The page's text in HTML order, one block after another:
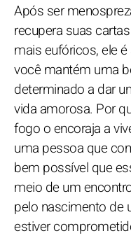
Após ser
recupera suas
mais eufóricos, ele
você mantém uma
determinado a dar
vida amorosa. Por
fogo o encoraja a
uma pessoa que
bem possível que
meio de um
pelo nascimento de
estiver